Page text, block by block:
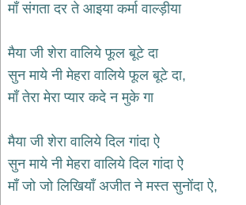
हनुमान
hanuman
bhajans
साईं
भजन
जैन
भजन
jain
bhajans
माँ संगता दर ते आइया कर्मा वाल्ड़ीया
मैया जी शेरा वालिये फूल बूटे दा
सुन माये नी मेहरा वालिये फूल बूटे दा,
माँ तेरा मेरा प्यार कदे न मुके गा
मैया जी शेरा वालिये दिल गांदा ऐ
सुन माये नी मेहरा वालिये दिल गांदा ऐ
माँ जो जो लिखियाँ अजीत ने मस्त सुनोंदा ऐ,